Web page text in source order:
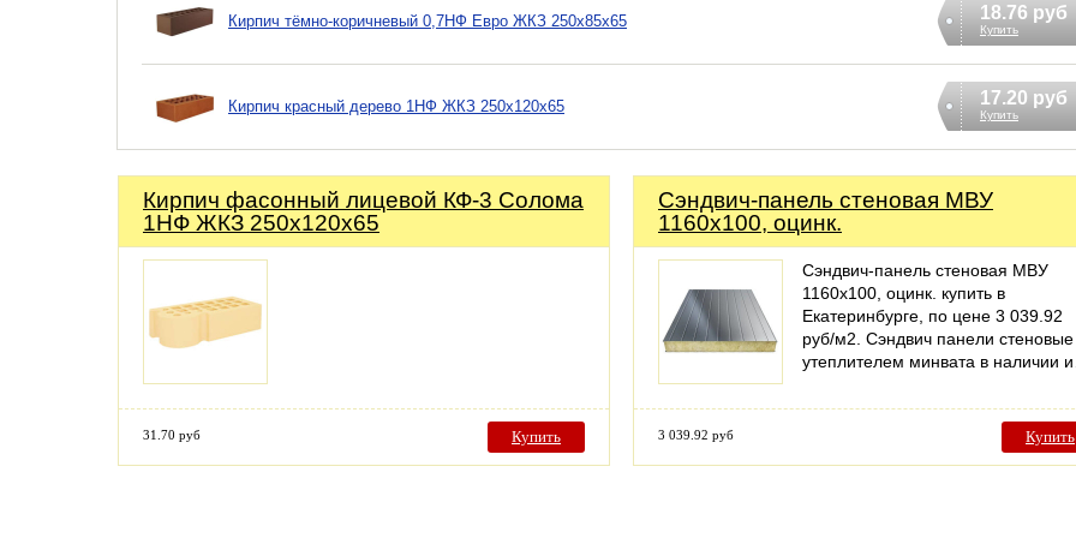
Кирпич тёмно-коричневый 0,7НФ Евро ЖКЗ 250х85х65 18.76 руб
Купить
Кирпич красный дерево 1НФ ЖКЗ 250х120х65 17.20 руб
Купить
Кирпич фасонный лицевой КФ-3 Солома
1НФ ЖКЗ 250х120х65
31.70 руб Купить
Сэндвич-панель стеновая МВУ
1160x100, оцинк.
Сэндвич-панель стеновая МВУ
1160x100, оцинк. купить в
Екатеринбурге, по цене 3 039.92
руб/м2. Сэндвич панели стеновые
утеплителем минвата в наличии
3 039.92 руб Купить